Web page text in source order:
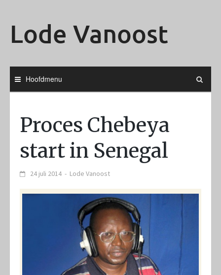
Lode Vanoost
Hoofdmenu
Proces Chebeya
start in Senegal
24 juli 2014 - Lode Vanoost